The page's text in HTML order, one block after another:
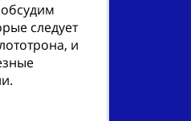
следует
и